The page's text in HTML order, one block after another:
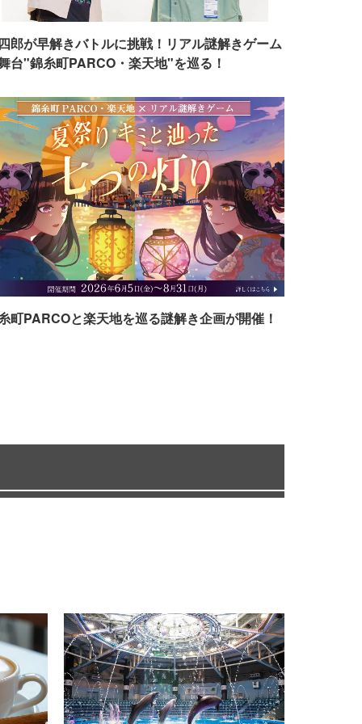
郎が早解きバトルに挑戦！リアル謎解きゲーム
台"錦糸町PARCO・楽天地"を巡る！
町PARCOと楽天地を巡る謎解き企画が開催！